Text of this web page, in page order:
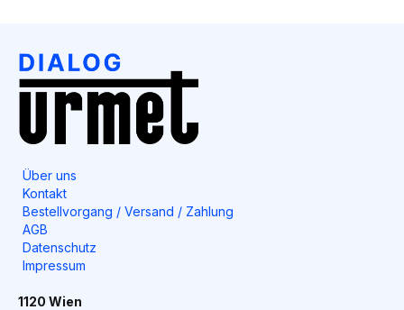
Über uns
Kontakt
Bestellvorgang / Versand / Zahlung
AGB
Datenschutz
Impressum
1120 Wien